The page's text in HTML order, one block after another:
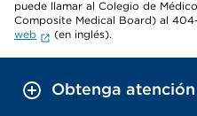
puede llamar al Colegio de
Composite Medical Board) al
web
(en inglés).
Obtenga atención